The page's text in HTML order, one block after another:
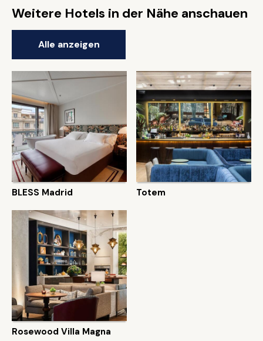
Weitere Hotels in der Nähe anschauen
Alle anzeigen
BLESS Madrid Totem
Rosewood Villa Magna